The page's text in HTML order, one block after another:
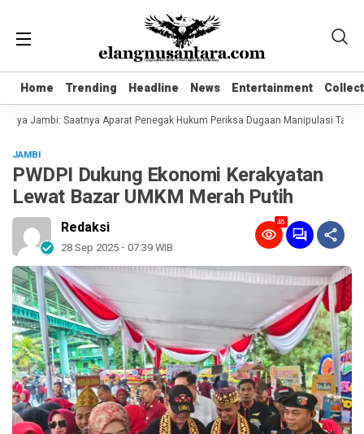
Home Trending Headline News Entertainment
Home Trending Headline News Entertainment
Jambi: Saatnya Aparat Penegak Hukum Periksa Dugaan Manipulasi Tata
JAMBI
PWDPI Dukung Ekonomi Kerakyatan
Lewat Bazar UMKM Merah Putih
Redaksi
28 Sep 2025 - 07:39 WIB
46